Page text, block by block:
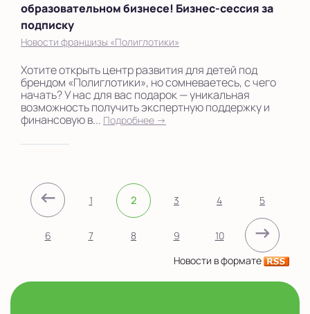
образовательном бизнесе! Бизнес-сессия за
подписку
Новости франшизы «Полиглотики»
Хотите открыть центр развития для детей под
брендом «Полиглотики», но сомневаетесь, с чего
начать? У нас для вас подарок — уникальная
возможность получить экспертную поддержку и
финансовую в... Подробнее →
← 1 2 3 4 5
6 7 8 9 10 →
Новости в формате